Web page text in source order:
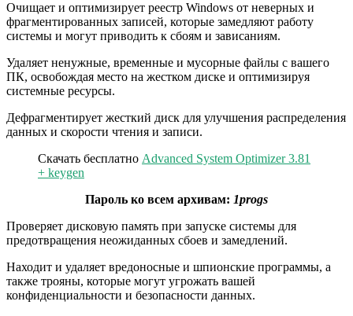
Очищает и оптимизирует реестр Windows от неверных и
фрагментированных записей, которые замедляют работу
системы и могут приводить к сбоям и зависаниям.
Удаляет ненужные, временные и мусорные файлы с вашего
ПК, освобождая место на жестком диске и оптимизируя
системные ресурсы.
Дефрагментирует жесткий диск для улучшения распределения
данных и скорости чтения и записи.
Скачать бесплатно Advanced System Optimizer 3.81
+ keygen
Пароль ко всем архивам: 1progs
Проверяет дисковую память при запуске системы для
предотвращения неожиданных сбоев и замедлений.
Находит и удаляет вредоносные и шпионские программы, а
также трояны, которые могут угрожать вашей
конфиденциальности и безопасности данных.